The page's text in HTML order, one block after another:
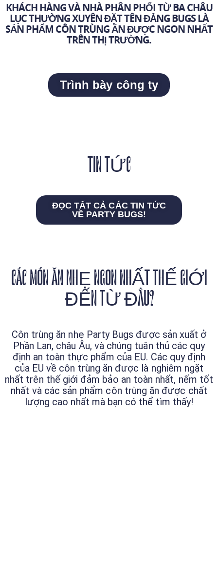
KHÁCH HÀNG VÀ NHÀ PHÂN PHỐI TỪ BA CHÂU
LỤC THƯỜNG XUYÊN ĐẶT TÊN ĐẢNG BUGS LÀ
SẢN PHẨM CÔN TRÙNG ĂN ĐƯỢC NGON NHẤT
TRÊN THỊ TRƯỜNG.
Trình bày công ty
TIN TỨC
ĐỌC TẤT CẢ CÁC TIN TỨC
VỀ PARTY BUGS!
CÁC MÓN ĂN NHẸ NGON NHẤT THẾ GIỚI
ĐẾN TỪ ĐÂU?
Côn trùng ăn nhẹ Party Bugs được sản xuất ở
Phần Lan, châu Âu, và chúng tuân thủ các quy
định an toàn thực phẩm của EU. Các quy định
của EU về côn trùng ăn được là nghiêm ngặt
nhất trên thế giới đảm bảo an toàn nhất, nếm tốt
nhất và các sản phẩm côn trùng ăn được chất
lượng cao nhất mà bạn có thể tìm thấy!